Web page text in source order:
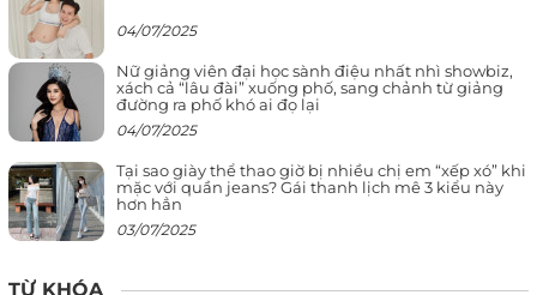
04/07/2025
Nữ giảng viên đại học sành điệu nhất nhì showbiz,
xách cả “lâu đài” xuống phố, sang chảnh từ giảng
đường ra phố khó ai đọ lại
04/07/2025
Tại sao giày thể thao giờ bị nhiều chị em “xếp xó” khi
mặc với quần jeans? Gái thanh lịch mê 3 kiểu này
hơn hẳn
03/07/2025
TỪ KHÓA